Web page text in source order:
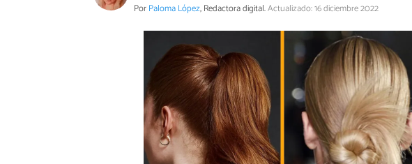
PorPaloma López, Redactora digital.Actualizado: 16 diciembre 2022